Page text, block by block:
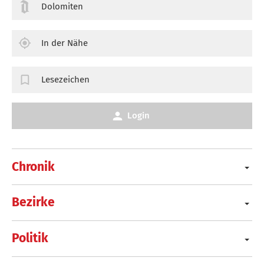
Chronik
Bezirke
Politik
Dolomiten
In der Nähe
Lesezeichen
Login